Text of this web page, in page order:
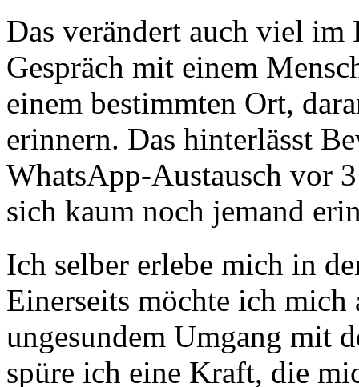
Das verändert auch viel im
Gespräch mit einem
einem bestimmten Ort,
erinnern. Das hinterlässt
WhatsApp-Austausch vor
sich kaum noch jemand
Ich selber erlebe mich in
Einerseits möchte ich mich
ungesundem Umgang mit
spüre ich eine Kraft, die